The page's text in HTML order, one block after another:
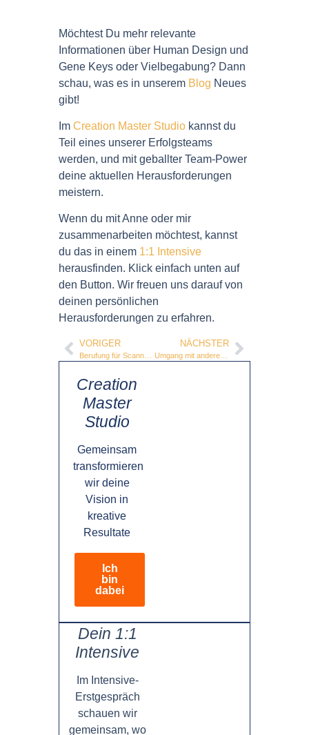
Möchtest Du mehr relevante
Informationen über Human Design und
Gene Keys oder Vielbegabung? Dann
schau, was es in unserem Blog Neues
gibt!
Im Creation Master Studio kannst du
Teil eines unserer Erfolgsteams
werden, und mit geballter Team-Power
deine aktuellen Herausforderungen
meistern.
Wenn du mit Anne oder mir
zusammenarbeiten möchtest, kannst
du das in einem 1:1 Intensive
herausfinden. Klick einfach unten auf
den Button. Wir freuen uns darauf von
deinen persönlichen
Herausforderungen zu erfahren.
VORIGER NÄCHSTER
Umgang mit anderen Scannerpersönlichkeiten
Creation
Master
Studio
Gemeinsam
transformieren
wir deine
Vision in
kreative
Resultate
Ich
bin
dabei
Dein 1:1
Intensive
Im Intensive-
Erstgespräch
schauen wir
gemeinsam, wo